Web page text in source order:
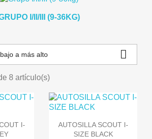
I/II/III (9-36KG)
a más alto 
8 artículo(s)
I-
 Vista rápida
AUTOSILLA SCOUT I-
SIZE BLACK